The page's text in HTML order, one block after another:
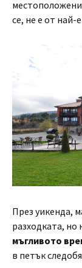
се, не е от най-
През уикенда,
разходката, но
мъгливото
в петък